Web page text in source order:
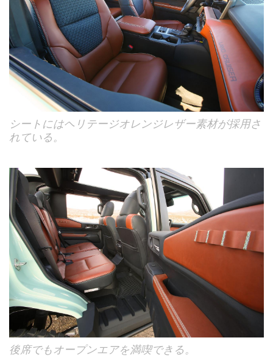
シートにはヘリテージオレンジレザー素材が採用さ
れている。
後席でもオープンエアを満喫できる。